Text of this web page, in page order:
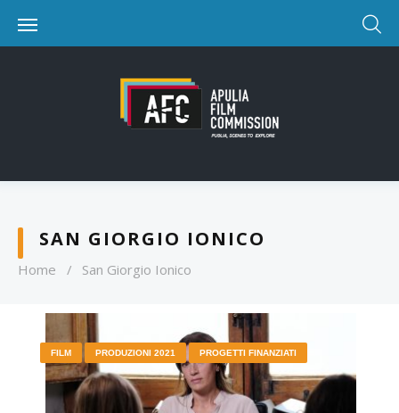
SAN GIORGIO IONICO
Home / San Giorgio Ionico
FILM PRODUZIONI 2021 PROGETTI FINANZIATI